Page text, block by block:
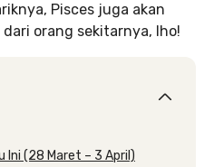
Pisces juga akan
orang sekitarnya, lho!
Ini (28 Maret – 3 April)